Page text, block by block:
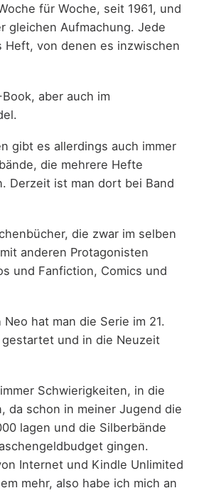
für Woche, seit 1961, und
gleichen Aufmachung. Jede
Heft, von denen es inzwischen
aber auch im
gibt es allerdings auch immer
die mehrere Hefte
Derzeit ist man dort bei Band
die zwar im selben
anderen Protagonisten
und Fanfiction, Comics und
hat man die Serie im 21.
und in die Neuzeit
Schwierigkeiten, in die
da schon in meiner Jugend die
lagen und die Silberbände
gingen.
Internet und Kindle Unlimited
mehr, also habe ich mich an